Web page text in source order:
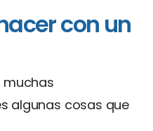
con un
muchas
algunas cosas que